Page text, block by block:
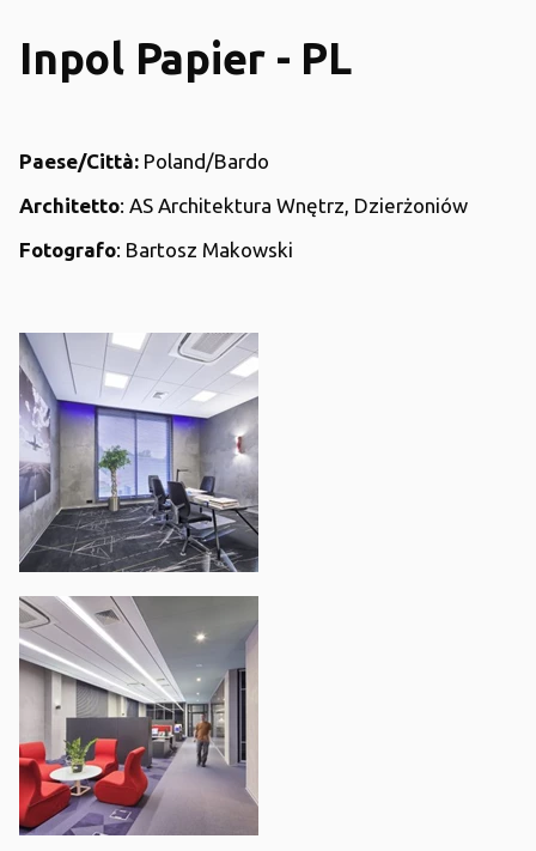
Inpol Papier - PL
Paese/Città: Poland/Bardo
Architetto: AS Architektura Wnętrz, Dzierżoniów
Fotografo: Bartosz Makowski